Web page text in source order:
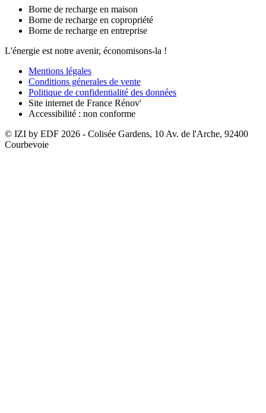
Borne de recharge en maison
Borne de recharge en copropriété
Borne de recharge en entreprise
L'énergie est notre avenir, économisons-la !
Mentions légales
Conditions génerales de vente
Politique de confidentialité des données
Site internet de France Rénov'
Accessibilité : non conforme
© IZI by EDF 2026 - Colisée Gardens, 10 Av. de l'Arche, 92400
Courbevoie